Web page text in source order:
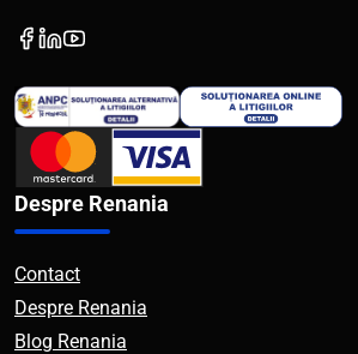
Despre Renania
Contact
Despre Renania
Blog Renania